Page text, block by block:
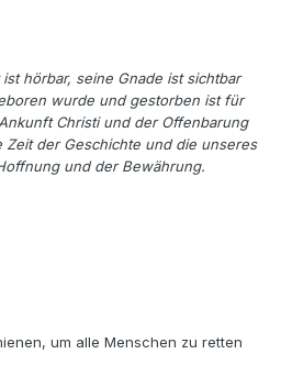
hörbar, seine Gnade ist sichtbar
wurde und gestorben ist für
Christi und der Offenbarung
der Geschichte und die unseres
und der Bewährung.
um alle Menschen zu retten